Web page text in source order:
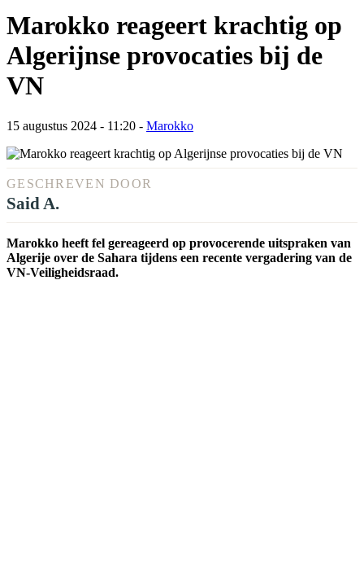
Marokko reageert krachtig op
Algerijnse provocaties bij de
VN
15 augustus 2024 - 11:20 - Marokko
GESCHREVEN DOOR
Said A.
Marokko heeft fel gereageerd op provocerende uitspraken van
Algerije over de Sahara tijdens een recente vergadering van de
VN-Veiligheidsraad.